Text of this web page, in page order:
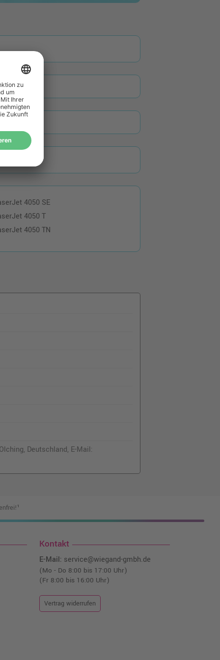
4050 SE
4050 T
4050 TN
Deutschland, E-Mail:
Kontakt
E-Mail: service@wiegand-gmbh.de
(Mo - Do 8:00 bis 17:00 Uhr)
(Fr 8:00 bis 16:00 Uhr)
Vertrag widerrufen